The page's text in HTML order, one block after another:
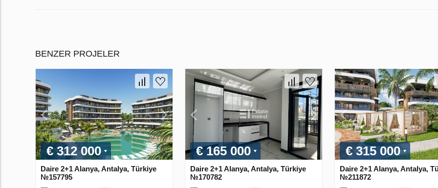
BENZER PROJELER
€ 312 000
Daire 2+1 Alanya, Antalya, Türkiye
№157795
€ 165 000
Daire 2+1 Alanya, Antalya, Türkiye
№170782
€ 315 000
Daire 2+1 Alanya, Antalya,
№211872